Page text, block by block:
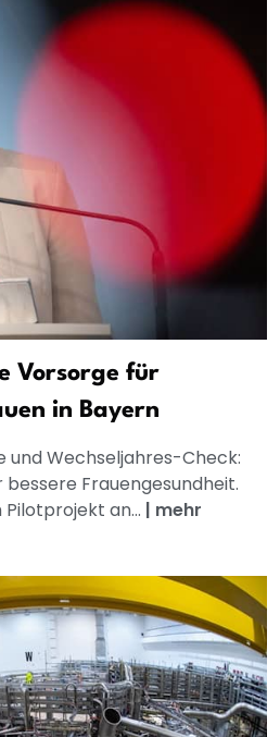
Vorsorge für
in Bayern
Wechseljahres-Check:
bessere Frauengesundheit.
an... | mehr